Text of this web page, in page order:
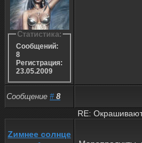
Статистика:
Сообщений:
8
Регистрация:
23.05.2009
Сообщение # 8
RE:
Zимнее солнце